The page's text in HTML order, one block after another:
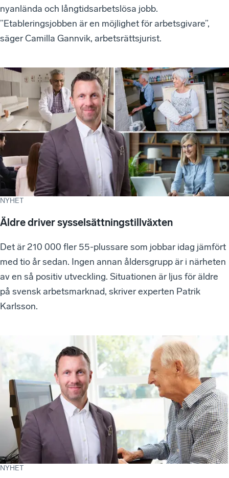
nyanlända och långtidsarbetslösa jobb.
”Etableringsjobben är en möjlighet för arbetsgivare”,
säger Camilla Gannvik, arbetsrättsjurist.
NYHET
Äldre driver sysselsättningstillväxten
Det är 210 000 fler 55-plussare som jobbar idag jämfört
med tio år sedan. Ingen annan åldersgrupp är i närheten
av en så positiv utveckling. Situationen är ljus för äldre
på svensk arbetsmarknad, skriver experten Patrik
Karlsson.
NYHET